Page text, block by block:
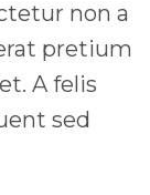
non a
pretium
A felis
sed